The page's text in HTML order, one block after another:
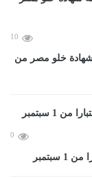
10
شهادة خلو مصر من
0